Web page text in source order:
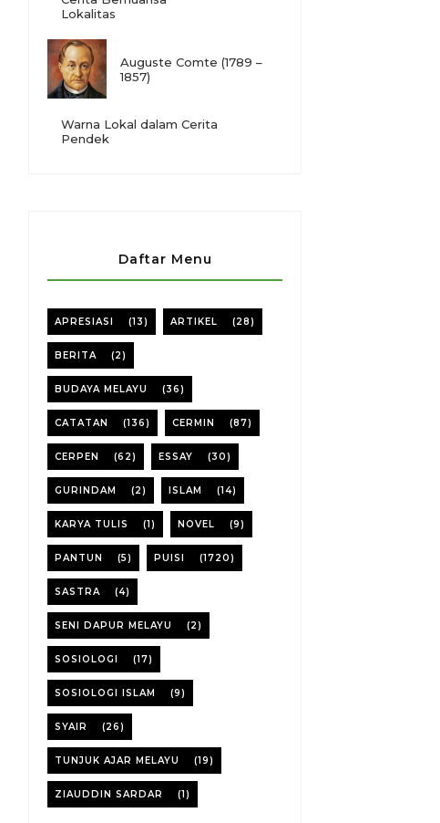
Lokalitas
Auguste Comte (1789 –
1857)
Warna Lokal dalam Cerita
Pendek
Daftar Menu
APRESIASI (13) ARTIKEL (28)
BERITA (2)
BUDAYA MELAYU (36)
CATATAN (136) CERMIN (87)
CERPEN (62) ESSAY (30)
GURINDAM (2) ISLAM (14)
KARYA TULIS (1) NOVEL (9)
PANTUN (5) PUISI (1720)
SASTRA (4)
SENI DAPUR MELAYU (2)
SOSIOLOGI (17)
SOSIOLOGI ISLAM (9)
SYAIR (26)
TUNJUK AJAR MELAYU (19)
ZIAUDDIN SARDAR (1)